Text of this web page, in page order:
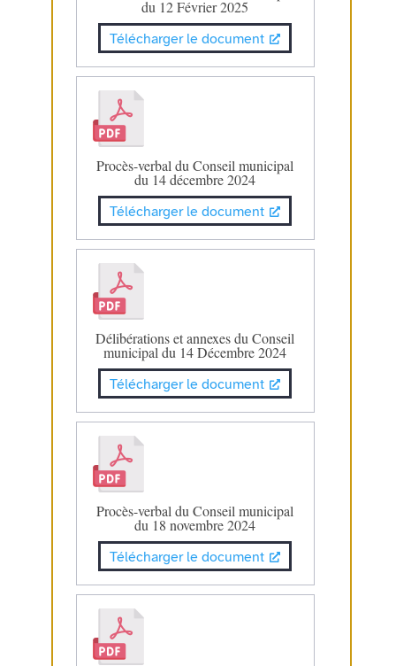
du 12 Février 2025
Télécharger le document
Procès-verbal du Conseil municipal
du 14 décembre 2024
Télécharger le document
Délibérations et annexes du Conseil
municipal du 14 Décembre 2024
Télécharger le document
Procès-verbal du Conseil municipal
du 18 novembre 2024
Télécharger le document